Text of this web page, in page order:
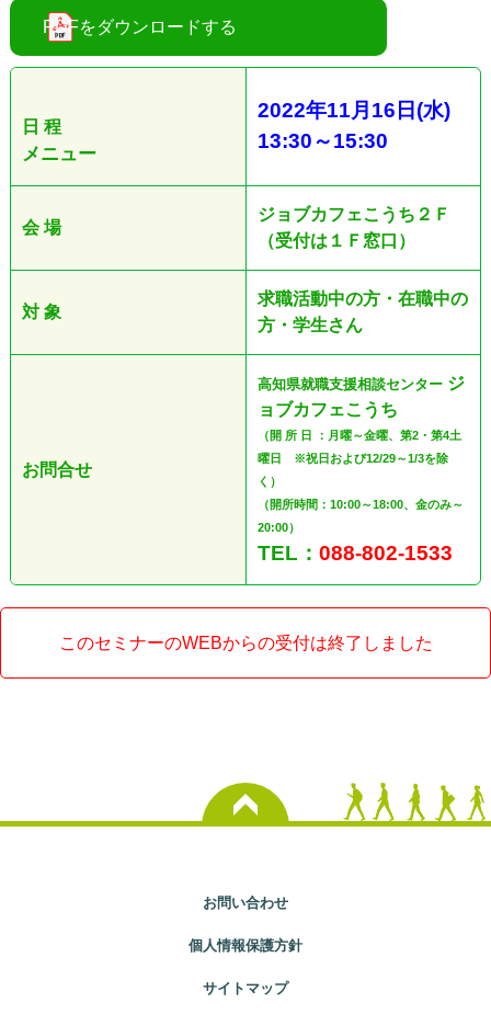
日 程
メニュー
2022年11月16日 (水)
13:30 ～15:30
会 場
ジョブカフェこうち２Ｆ
（受付は１Ｆ窓口）
対 象
求職活動中の方・在職中の
方・学生さん
お問合せ
高知県就職支援相談センター ジ
ョブカフェこうち
（開 所 日 ：月曜～金曜、第2・第4土
曜日 ※祝日および12/29～1/3を除
く）
（開所時間：10:00～18:00、金のみ～
20:00）
TEL： 088-802-1533
このセミナーのWEBからの受付は終了しました
お問い合わせ
個人情報保護方針
サイトマップ